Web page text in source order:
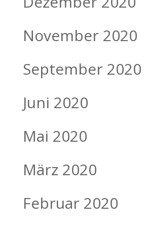
November 2020
September 2020
Juni 2020
Mai 2020
März 2020
Februar 2020